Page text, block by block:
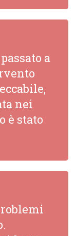
a
nei
è stato